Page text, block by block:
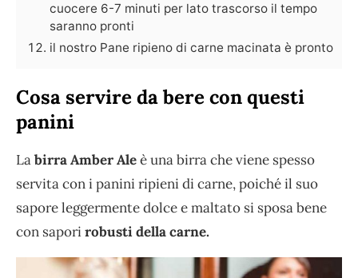
cuocere 6-7 minuti per lato trascorso il tempo
saranno pronti
il nostro Pane ripieno di carne macinata è pronto
Cosa servire da bere con questi
panini
Labirra Amber Aleè una birra che viene spesso
servita con i panini ripieni di carne, poiché il suo
sapore leggermente dolce e maltato si sposa bene
con saporirobusti della carne.